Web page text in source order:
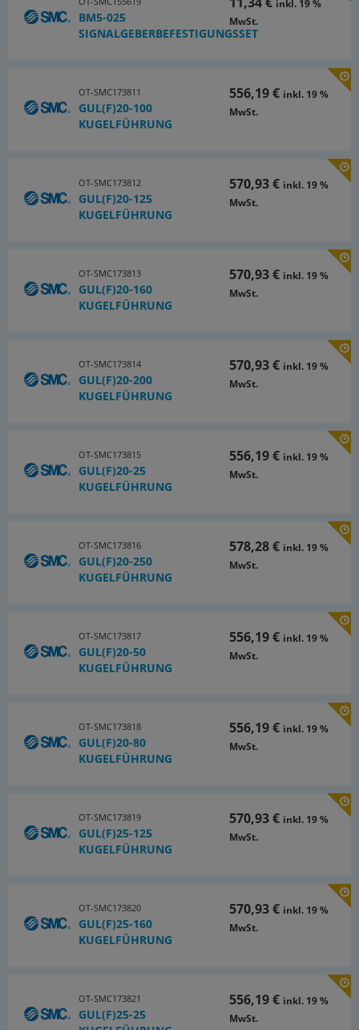
BM5-025
SIGNALGEBERBEFESTIGUNGSSET
inkl. 19 %
MwSt.
OT-SMC173811
GUL(F)20-100
KUGELFÜHRUNG
556,19 € inkl. 19 %
MwSt.
OT-SMC173812
GUL(F)20-125
KUGELFÜHRUNG
570,93 € inkl. 19 %
MwSt.
OT-SMC173813
GUL(F)20-160
KUGELFÜHRUNG
570,93 € inkl. 19 %
MwSt.
OT-SMC173814
GUL(F)20-200
KUGELFÜHRUNG
570,93 € inkl. 19 %
MwSt.
OT-SMC173815
GUL(F)20-25
KUGELFÜHRUNG
556,19 € inkl. 19 %
MwSt.
OT-SMC173816
GUL(F)20-250
KUGELFÜHRUNG
578,28 € inkl. 19 %
MwSt.
OT-SMC173817
GUL(F)20-50
KUGELFÜHRUNG
556,19 € inkl. 19 %
MwSt.
OT-SMC173818
GUL(F)20-80
KUGELFÜHRUNG
556,19 € inkl. 19 %
MwSt.
OT-SMC173819
GUL(F)25-125
KUGELFÜHRUNG
570,93 € inkl. 19 %
MwSt.
OT-SMC173820
GUL(F)25-160
KUGELFÜHRUNG
570,93 € inkl. 19 %
MwSt.
OT-SMC173821
GUL(F)25-25
556,19 € inkl. 19 %
MwSt.